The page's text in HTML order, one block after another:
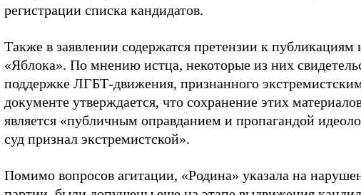
регистрации списка кандидатов.
Также в заявлении содержатся претензии к
«Яблока». По мнению истца, некоторые из них
поддержке ЛГБТ-движения, признанного
документе утверждается, что сохранение этих
является «публичным оправданием и пропагандой
суд признал экстремистской».
Помимо вопросов агитации, «Родина» указала на